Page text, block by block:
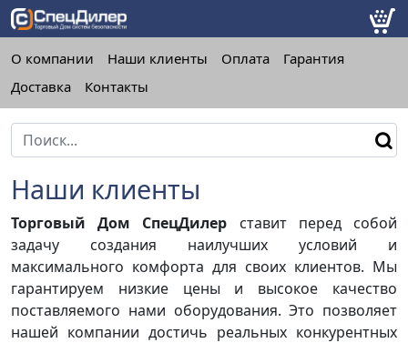
О компании Наши клиенты Оплата
Гарантия
Доставка
Контакты
Наши клиенты
Торговый Дом СпецДилер ставит перед собой
задачу создания наилучших условий и
максимального комфорта для своих клиентов. Мы
гарантируем низкие цены и высокое качество
поставляемого нами оборудования. Это позволяет
нашей компании достичь реальных конкурентных